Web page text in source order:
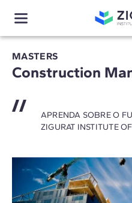
MASTERS
Construction
APRENDA SOBRE O
ZIGURAT INSTITUTE